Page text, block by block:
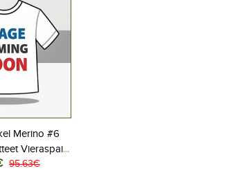
Merino #6
Vieraspaita
Lyhythihainen
95.63€